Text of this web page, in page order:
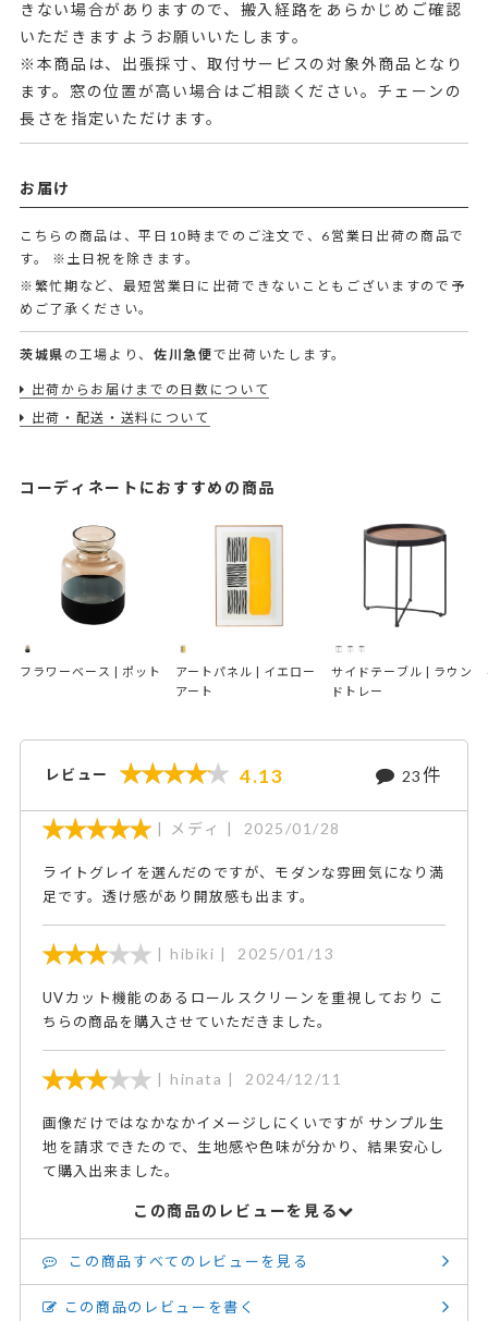
きない場合がありますので、搬入経路をあらかじめご確認
いただきますようお願いいたします。
※本商品は、出張採寸、取付サービスの対象外商品となり
ます。窓の位置が高い場合はご相談ください。チェーンの
長さを指定いただけます。
お届け
こちらの商品は、平日10時までのご注文で、6営業日出荷の商品で
す。
※土日祝を除きます。
※繁忙期など、最短営業日に出荷できないこともございますので予
めご了承ください。
茨城県 の工場より、佐川急便で出荷いたします。
出荷からお届けまでの日数について
出荷・配送・送料について
コーディネートにおすすめの商品
フラワーベース | ポット
アートパネル | イエロー
アート
サイドテーブル | ラウン
ドトレー
レビュー 4.13 23件
メディ 2025/01/28
ライトグレイを選んだのですが、モダンな雰囲気になり満
足です。透け感があり開放感も出ます。
hibiki 2025/01/13
UVカット機能のあるロールスクリーンを重視しており こ
ちらの商品を購入させていただきました。
hinata 2024/12/11
画像だけではなかなかイメージしにくいですが サンプル生
地を請求できたので、生地感や色味が分かり、結果安心し
て購入出来ました。
この商品のレビューを見る
この商品すべてのレビューを見る
この商品のレビューを書く